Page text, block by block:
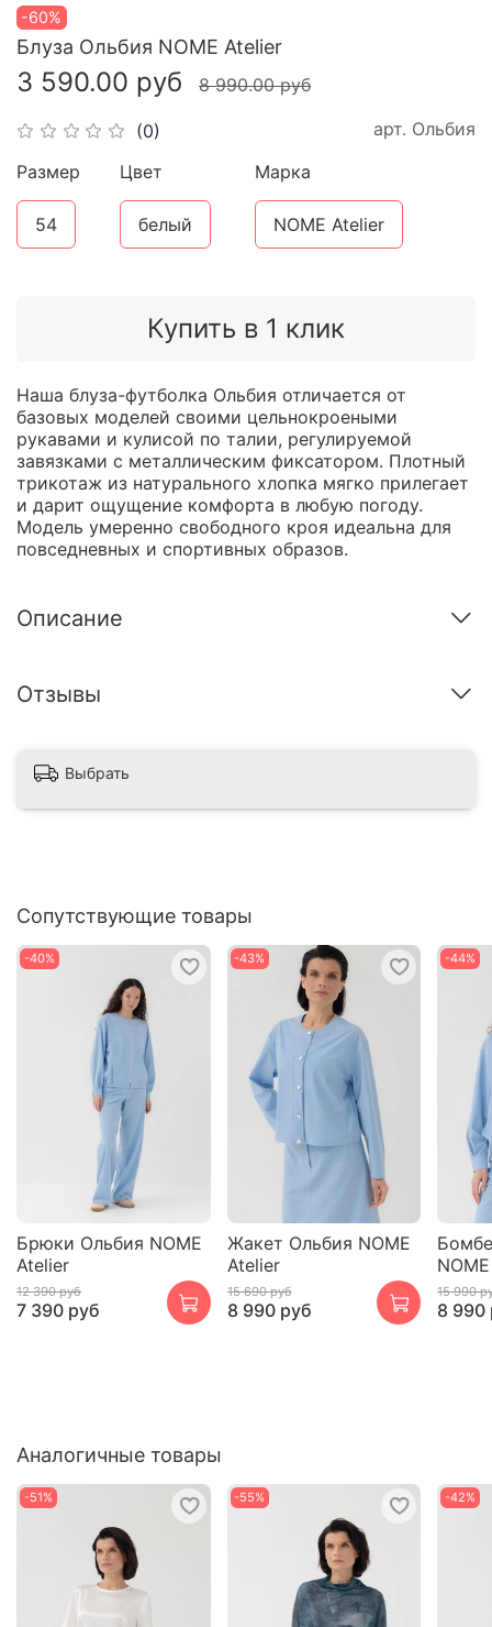
-60%
(0) арт. Ольбия
Блуза Ольбия NOME Atelier
3 590.00 руб 8 990.00 руб
Купить в 1 клик
Размер
54
Цвет
белый
Марка
NOME Atelier
Наша блуза-футболка Ольбия отличается от
базовых моделей своими цельнокроеными
рукавами и кулисой по талии, регулируемой
завязками с металлическим фиксатором. Плотный
трикотаж из натурального хлопка мягко прилегает
и дарит ощущение комфорта в любую погоду.
Модель умеренно свободного кроя идеальна для
повседневных и спортивных образов.
Описание
Отзывы
Выбрать
Сопутствующие товары
-40%
Брюки Ольбия NOME
Atelier
12 390 руб
7 390 руб
-43%
Жакет Ольбия NOME
Atelier
15 690 руб
8 990 руб
-44%
15 990
8 990
Аналогичные товары
-51% -55% -42%